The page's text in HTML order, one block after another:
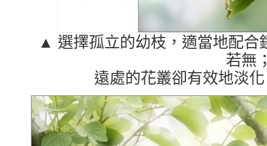
▲ 選擇孤立的幼枝，適當地配合
若無
遠處的花叢卻有效地淡